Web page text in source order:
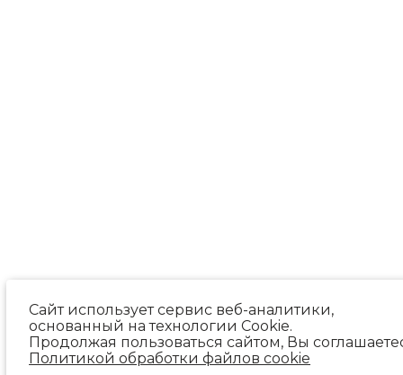
Сайт использует сервис веб-аналитики,
основанный на технологии Cookie.
Продолжая пользоваться сайтом, Вы
Политикой обработки файлов cookie